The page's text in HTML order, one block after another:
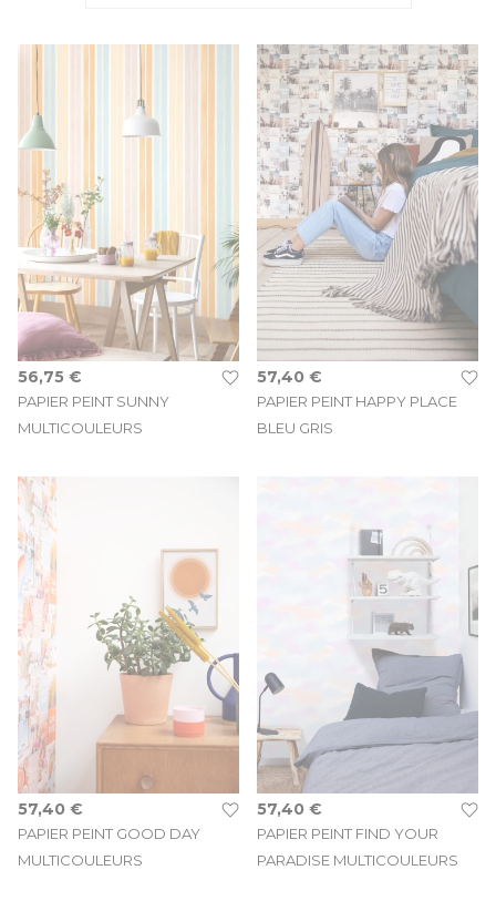
PAPIER PEINT SUNNY
MULTICOULEURS
56,75 €
PAPIER PEINT HAPPY PLACE
BLEU GRIS
57,40 €
PAPIER PEINT GOOD DAY
MULTICOULEURS
57,40 €
PAPIER PEINT FIND YOUR
PARADISE MULTICOULEURS
57,40 €